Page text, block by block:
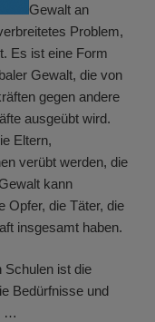
Gewalt an
Problem,
Es ist eine Form
Gewalt, die von
gegen andere
ausgeübt wird.
Eltern,
verübt werden, die
kann
Opfer, die Täter, die
insgesamt haben.
Schulen ist die
Bedürfnisse und
…